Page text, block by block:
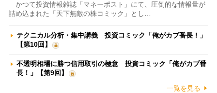
かつて投資情報雑誌「マネーポスト」にて、圧倒的な情報量が
詰め込まれた「天下無敵の株コミック」とし…
テクニカル分析・集中講義 投資コミック「俺がカブ番長！」
【第10回】
不透明相場に勝つ信用取引の極意 投資コミック「俺がカブ番
長！」【第9回】
一覧を見る